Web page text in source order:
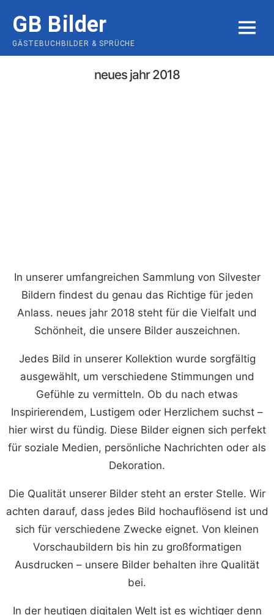
content
GB Bilder
GÄSTEBUCHBILDER & SPRÜCHE
MENU
neues jahr 2018
In unserer umfangreichen Sammlung von Silvester
Bildern findest du genau das Richtige für jeden
Anlass. neues jahr 2018 steht für die Vielfalt und
Schönheit, die unsere Bilder auszeichnen.
Jedes Bild in unserer Kollektion wurde sorgfältig
ausgewählt, um verschiedene Stimmungen und
Gefühle zu vermitteln. Ob du nach etwas
Inspirierendem, Lustigem oder Herzlichem suchst –
hier wirst du fündig. Diese Bilder eignen sich perfekt
für soziale Medien, persönliche Nachrichten oder als
Dekoration.
Die Qualität unserer Bilder steht an erster Stelle. Wir
achten darauf, dass jedes Bild hochauflösend ist und
sich für verschiedene Zwecke eignet. Von kleinen
Vorschaubildern bis hin zu großformatigen
Ausdrucken – unsere Bilder behalten ihre Qualität
bei.
In der heutigen digitalen Welt ist es wichtiger denn